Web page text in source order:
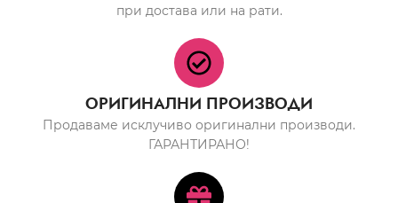
при достава или на рати.
ОРИГИНАЛНИ ПРОИЗВОДИ
Продаваме исклучиво оригинални производи.
ГАРАНТИРАНО!